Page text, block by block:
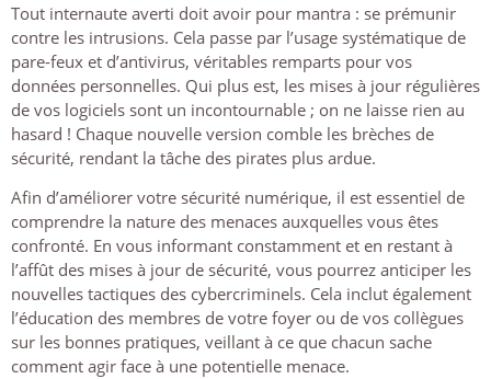
Tout internaute averti doit avoir pour mantra : se prémunir
contre les intrusions. Cela passe par l’usage systématique de
pare-feux et d’antivirus, véritables remparts pour vos
données personnelles. Qui plus est, les mises à jour régulières
de vos logiciels sont un incontournable ; on ne laisse rien au
hasard ! Chaque nouvelle version comble les brèches de
sécurité, rendant la tâche des pirates plus ardue.
Afin d’améliorer votre sécurité numérique, il est essentiel de
comprendre la nature des menaces auxquelles vous êtes
confronté. En vous informant constamment et en restant à
l’affût des mises à jour de sécurité, vous pourrez anticiper les
nouvelles tactiques des cybercriminels. Cela inclut également
l’éducation des membres de votre foyer ou de vos collègues
sur les bonnes pratiques, veillant à ce que chacun sache
comment agir face à une potentielle menace.